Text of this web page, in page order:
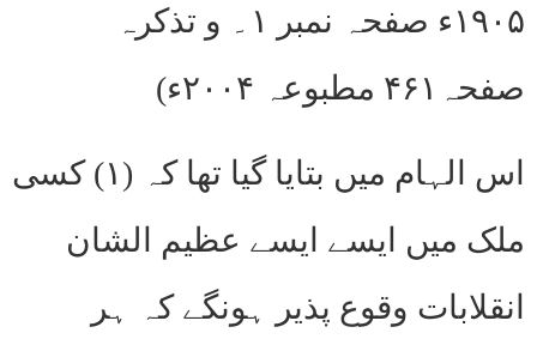
۱۹۰۵ء صفحہ نمبر ۱۔ و تذکرہ
صفحہ۴۶۱ مطبوعہ ۲۰۰۴ء)
اس الہام میں بتایا گیا تھا کہ (۱) کسی
ملک میں ایسے ایسے عظیم الشان
انقلابات وقوع پذیر ہونگے کہ ہر